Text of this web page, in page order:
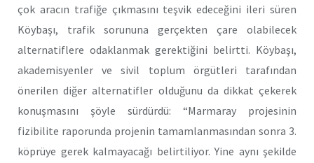
çok aracın trafiğe çıkmasını teşvik edeceğini ileri süren
Köybaşı, trafik sorununa gerçekten çare olabilecek
alternatiflere odaklanmak gerektiğini belirtti. Köybaşı,
akademisyenler ve sivil toplum örgütleri tarafından
önerilen diğer alternatifler olduğunu da dikkat çekerek
konuşmasını şöyle sürdürdü: “Marmaray projesinin
fizibilite raporunda projenin tamamlanmasından sonra 3.
köprüye gerek kalmayacağı belirtiliyor. Yine aynı şekilde